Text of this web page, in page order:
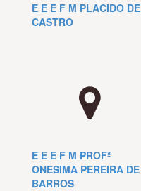
E E E F M PLACIDO DE
CASTRO
E E E F M PROFª
ONESIMA PEREIRA DE
BARROS